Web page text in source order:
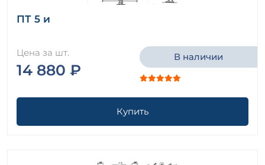
ПТ 5 и
Цена за шт.
14 880 ₽
В наличии
Купить